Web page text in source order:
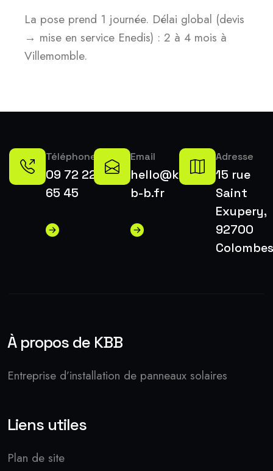
La pose prend 1 journée. Délai global (devis
→ mise en service Enedis) : 2 à 4 mois à
Villemomble.
Téléphone
09 72 22
65 45
Email
hello@k-
b-b.fr
Adresse
15 rue
Saint
Exupery,
92700
Colombes
À propos de KBB
Entreprise d’installation de panneaux solaires
Liens utiles
Plan de site